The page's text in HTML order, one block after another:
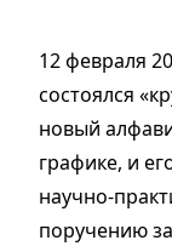
12 февраля
состоялся
новый
графике, и
научно-
поручению